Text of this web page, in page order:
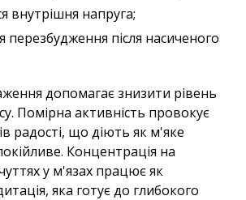
внутрішня напруга;
перезбудження після насиченого
допомагає знизити рівень
Помірна активність провокує
радості, що діють як м'яке
Концентрація на
у м'язах працює як
яка готує до глибокого